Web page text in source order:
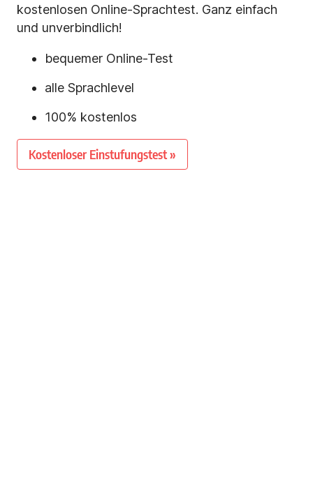
kostenlosen Online-Sprachtest. Ganz einfach
und unverbindlich!
bequemer Online-Test
alle Sprachlevel
100% kostenlos
Kostenloser Einstufungstest »